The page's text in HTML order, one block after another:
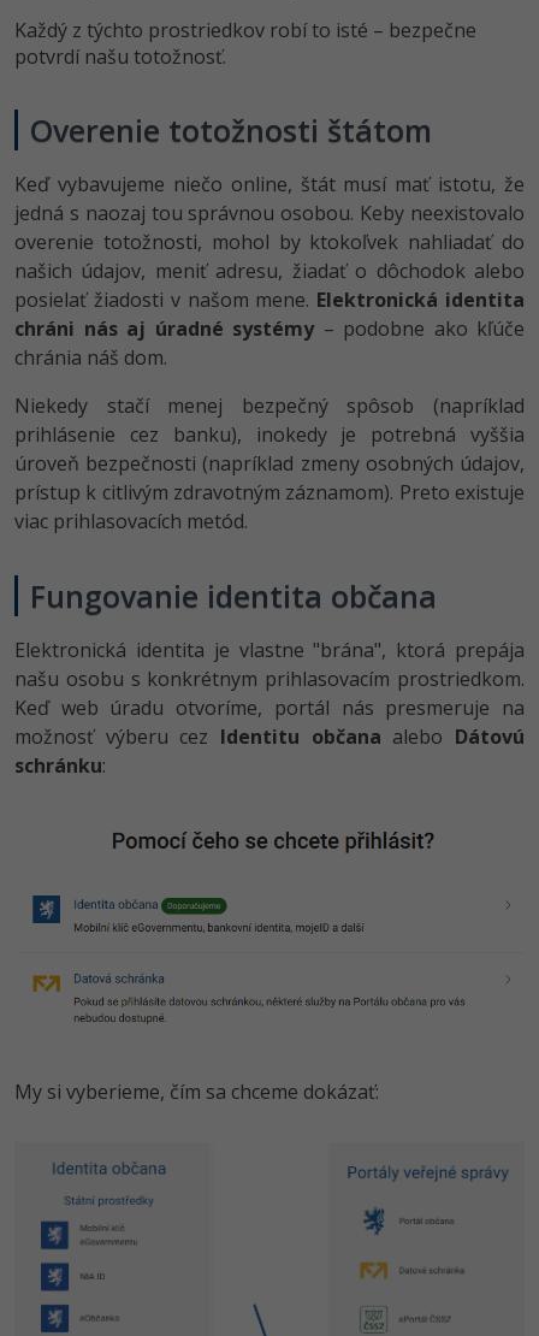
Každý z týchto prostriedkov robí to isté – bezpečne
potvrdí našu totožnosť.
Overenie totožnosti štátom
Keď vybavujeme niečo online, štát musí mať istotu, že
jedná s naozaj tou správnou osobou. Keby neexistovalo
overenie totožnosti, mohol by ktokoľvek nahliadať do
našich údajov, meniť adresu, žiadať o dôchodok alebo
posielať žiadosti v našom mene. Elektronická identita
chráni nás aj úradné systémy– podobne ako kľúče
chránia náš dom.
Niekedy stačí menej bezpečný spôsob (napríklad
prihlásenie cez banku), inokedy je potrebná vyššia
úroveň bezpečnosti (napríklad zmeny osobných údajov,
prístup k citlivým zdravotným záznamom). Preto existuje
viac prihlasovacích metód.
Fungovanie identita občana
Elektronická identita je vlastne "brána", ktorá prepája
našu osobu s konkrétnym prihlasovacím prostriedkom.
Keď web úradu otvoríme, portál nás presmeruje na
možnosť výberu cez Identitu občana alebo Dátovú
schránku:
My si vyberieme, čím sa chceme dokázať: